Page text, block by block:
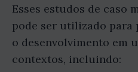
Esses estudos de caso
pode ser utilizado para
o desenvolvimento em
contextos, incluindo: